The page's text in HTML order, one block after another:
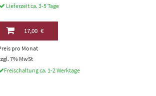
Lieferzeit ca. 3-5 Tage
17,00 €
pro Monat
7% MwSt
Freischaltung ca. 1-2 Werktage